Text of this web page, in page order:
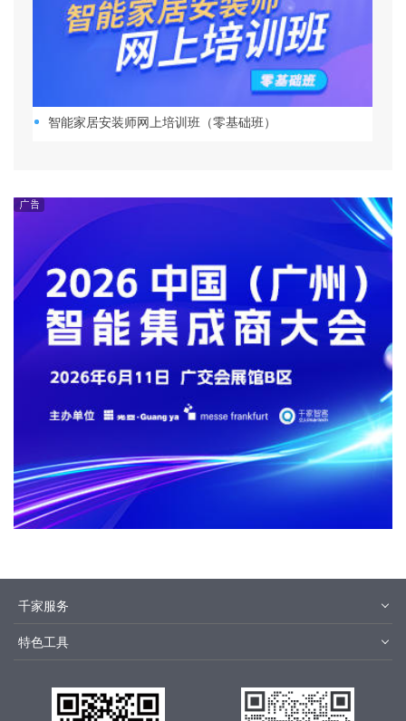
智能家居安装师网上培训班（零基础班）
千家服务
特色工具
方快3
集成商优选